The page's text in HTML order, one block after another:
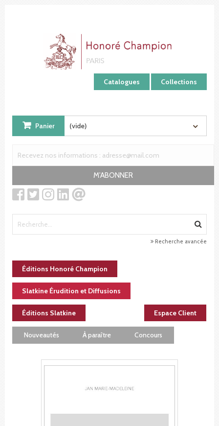
Catalogues Collections
Panier (vide)
M'ABONNER
Recherche avancée
Éditions Honoré Champion
Slatkine Érudition et Diffusions
Éditions Slatkine Espace Client
Nouveautés À paraître Concours